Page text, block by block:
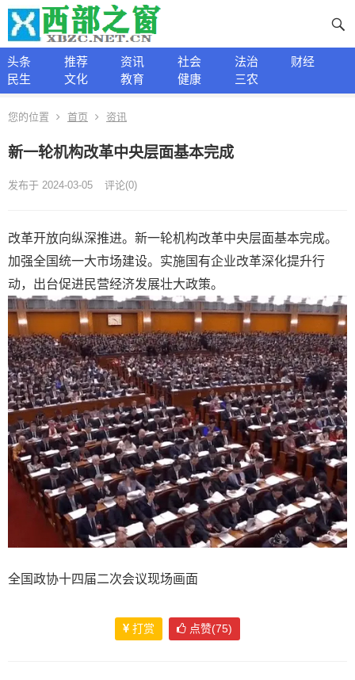
头条 推荐 资讯 社会 法治
财经
民生
文化 教育 健康 三农
您的位置 首页 资讯
新一轮机构改革中央层面基本完成
发布于 2024-03-05 评论(0)
改革开放向纵深推进。新一轮机构改革中央层面基本完成。
加强全国统一大市场建设。实施国有企业改革深化提升行
动，出台促进民营经济发展壮大政策。
全国政协十四届二次会议现场画面
打赏 点赞(75)